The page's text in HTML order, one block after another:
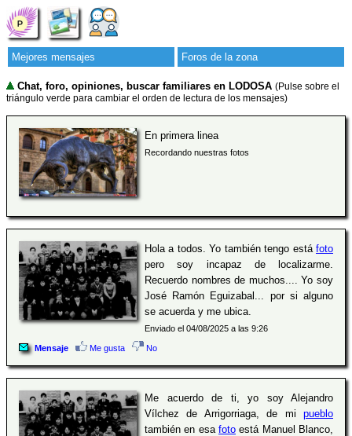
Mejores mensajes Foros de la zona
Chat, foro, opiniones, buscar familiares en LODOSA (Pulse sobre el
triángulo verde para cambiar el orden de lectura de los mensajes)
En primera linea
Recordando nuestras fotos
Hola a todos. Yo también tengo está foto
pero soy incapaz de localizarme.
Recuerdo nombres de muchos.... Yo soy
José Ramón Eguizabal... por si alguno
se acuerda y me ubica.
Enviado el 04/08/2025 a las 9:26
Mensaje Me gusta No
Me acuerdo de ti, yo soy Alejandro
Vílchez de Arrigorriaga, de mi pueblo
también en esa foto está Manuel Blanco,